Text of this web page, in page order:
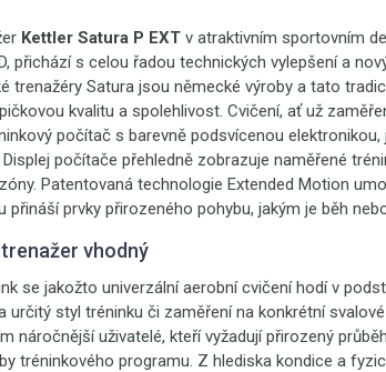
Kettler Satura P EXT v atraktivním sportovním
přichází s celou řadou technických vylepšení a
trenažéry Satura jsou německé výroby a tato
kvalitu a spolehlivost. Cvičení, ať už
počítač s barevně podsvícenou
počítače přehledně zobrazuje naměřené
Patentovaná technologie Extended Motion
přináší prvky přirozeného pohybu, jakým je běh
vhodný
se jakožto univerzální aerobní cvičení hodí v
určitý styl tréninku či zaměření na konkrétní
náročnější uživatelé, kteří vyžadují přirozený
tréninkového programu. Z hlediska kondice a